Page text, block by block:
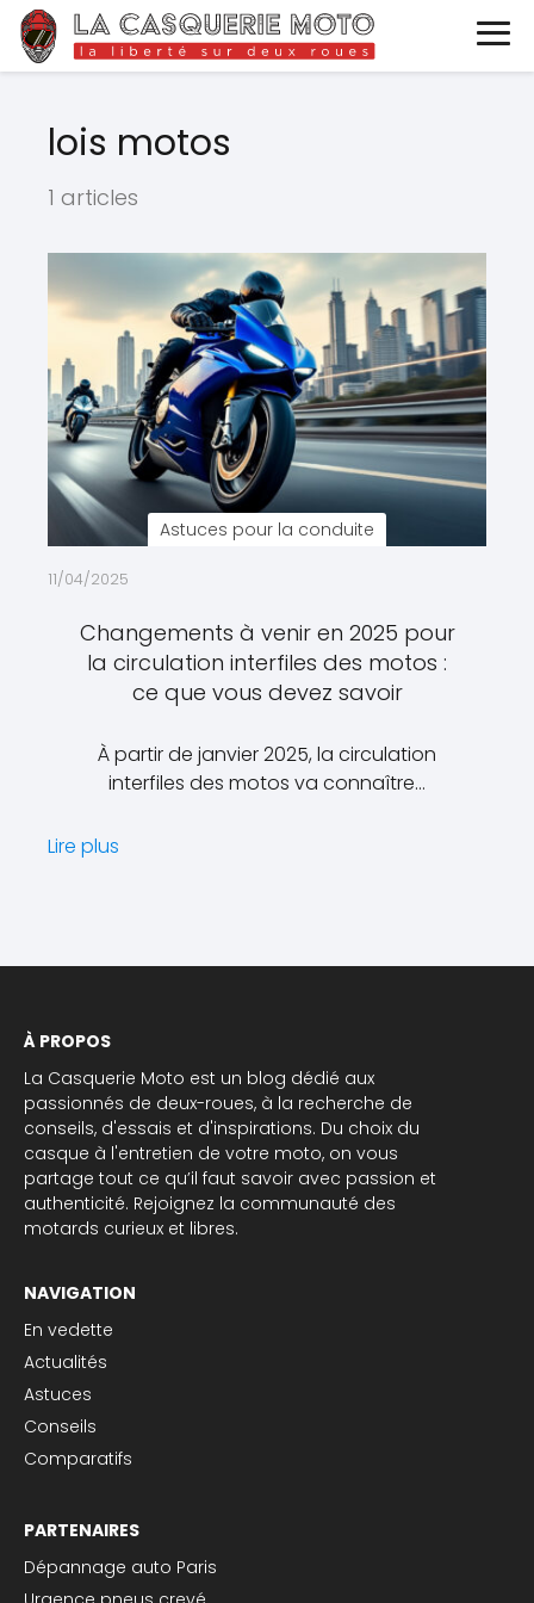
lois motos
1 articles
Astuces pour la conduite
11/04/2025
Changements à venir en 2025 pour
la circulation interfiles des motos :
ce que vous devez savoir
À partir de janvier 2025, la circulation
interfiles des motos va connaître…
Lire plus
À PROPOS
La Casquerie Moto est un blog dédié aux
passionnés de deux-roues, à la recherche de
conseils, d'essais et d'inspirations. Du choix du
casque à l'entretien de votre moto, on vous
partage tout ce qu’il faut savoir avec passion et
authenticité. Rejoignez la communauté des
motards curieux et libres.
NAVIGATION
En vedette
Actualités
Astuces
Conseils
Comparatifs
PARTENAIRES
Dépannage auto Paris